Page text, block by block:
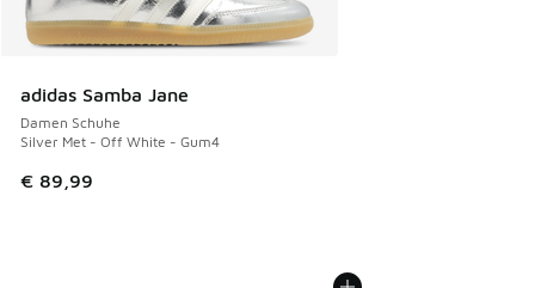
adidas Samba Jane
Damen Schuhe
Silver Met - Off White - Gum4
€ 89,99